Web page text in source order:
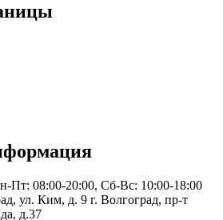
Пт: 08:00-20:00, Сб-Вс: 10:00-18:00
ул. Ким, д. 9 г. Волгоград, пр-т
д.37